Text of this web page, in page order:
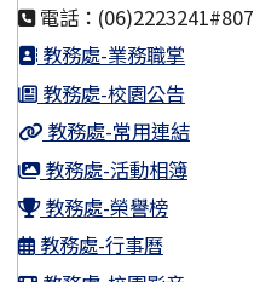
電話：(06)2223241#807
教務處-業務職掌
教務處-校園公告
教務處-常用連結
教務處-活動相簿
教務處-榮譽榜
教務處-行事曆